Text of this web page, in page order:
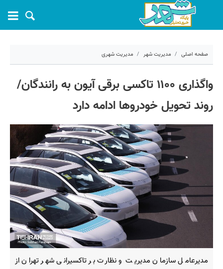
صفحه اصلی مدیریت شهر مدیریت شهری
کد مطلب:
واگذاری ۱۱۰۰ تاکسی برقی آیون به رانندگان/
روند تحویل خودروها ادامه دارد
مدیرعامل سازمان مدیریت و نظارت بر تاکسیرانی شهر تهران از